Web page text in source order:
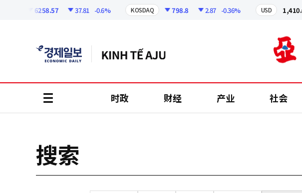
6258.57 37.81 -0.6% KOSDAQ 798.8 2.87 -0.36% USD 1,410.60
时政 财经 产业 社会
搜索